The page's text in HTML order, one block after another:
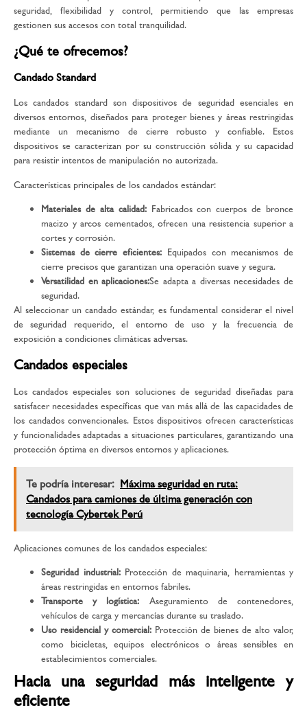
seguridad, flexibilidad y control, permitiendo que las empresas
gestionen sus accesos con total tranquilidad.
¿Qué te ofrecemos?
Candado Standard
Los candados standard son dispositivos de seguridad esenciales en
diversos entornos, diseñados para proteger bienes y áreas restringidas
mediante un mecanismo de cierre robusto y confiable. Estos
dispositivos se caracterizan por su construcción sólida y su capacidad
para resistir intentos de manipulación no autorizada.
Características principales de los candados estándar:
Materiales de alta calidad:Fabricados con cuerpos de bronce
macizo y arcos cementados, ofrecen una resistencia superior a
cortes y corrosión.
Sistemas de cierre eficientes: Equipados con mecanismos de
cierre precisos que garantizan una operación suave y segura.
Versatilidad en aplicaciones:Se adapta a diversas necesidades de
seguridad.
Al seleccionar un candado estándar, es fundamental considerar el nivel
de seguridad requerido, el entorno de uso y la frecuencia de
exposición a condiciones climáticas adversas.
Candados especiales
Los candados especiales son soluciones de seguridad diseñadas para
satisfacer necesidades específicas que van más allá de las capacidades de
los candados convencionales. Estos dispositivos ofrecen características
y funcionalidades adaptadas a situaciones particulares, garantizando una
protección óptima en diversos entornos y aplicaciones.
Te podría interesar: Máxima seguridad en ruta:
Candados para camiones de última generación con
tecnología Cybertek Perú
Aplicaciones comunes de los candados especiales:
Seguridad industrial:Protección de maquinaria, herramientas y
áreas restringidas en entornos fabriles.
Transporte y logística: Aseguramiento de contenedores,
vehículos de carga y mercancías durante su traslado.
Uso residencial y comercial: Protección de bienes de alto valor,
como bicicletas, equipos electrónicos o áreas sensibles en
establecimientos comerciales.
Hacia una seguridad más inteligente y
eficiente